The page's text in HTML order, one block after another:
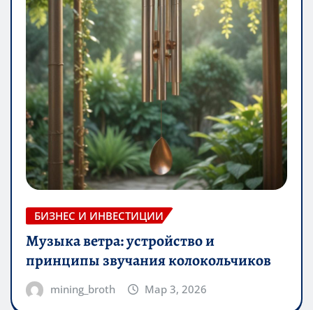
БИЗНЕС И ИНВЕСТИЦИИ
Музыка ветра: устройство и
принципы звучания колокольчиков
mining_broth Мар 3, 2026